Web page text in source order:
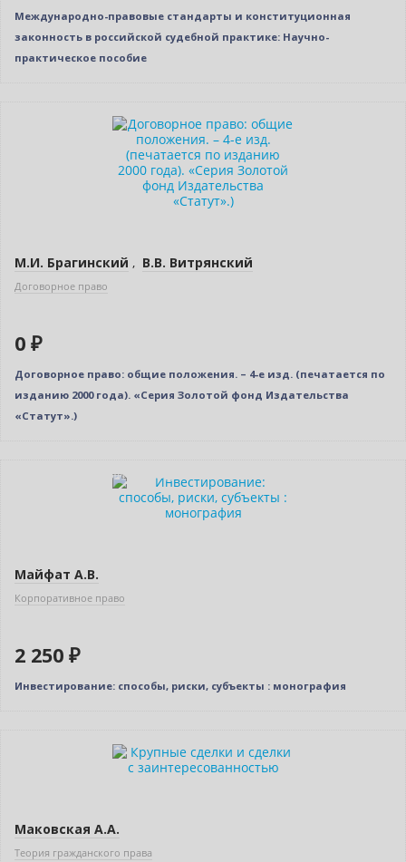
Международно-правовые стандарты и конституционная
законность в российской судебной практике: Научно-
практическое пособие
М.И. Брагинский , В.В. Витрянский
Договорное право
0 ₽
Договорное право: общие положения. – 4-е изд. (печатается по
изданию 2000 года). «Серия Золотой фонд Издательства
«Статут».)
Индивидуальный подход
Майфат А.В.
Корпоративное право
2 250 ₽
Инвестирование: способы, риски, субъекты : монография
Маковская А.А.
Теория гражданского права